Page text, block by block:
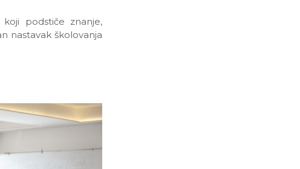
koji podstiče znanje,
nastavak školovanja